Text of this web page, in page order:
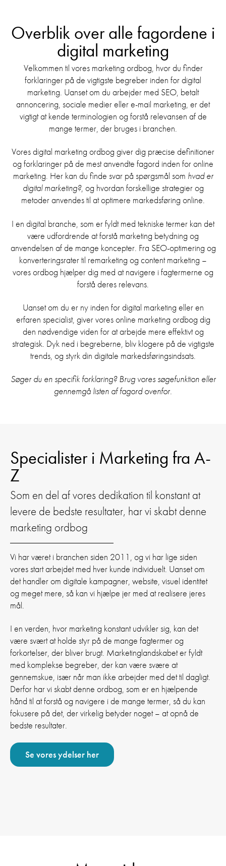
Overblik over alle fagordene i
digital marketing
Velkommen til vores marketing ordbog, hvor du finder
forklaringer på de vigtigste begreber inden for digital
marketing. Uanset om du arbejder med SEO, betalt
annoncering, sociale medier eller e-mail marketing, er det
vigtigt at kende terminologien og forstå relevansen af de
mange termer, der bruges i branchen.
Vores digital marketing ordbog giver dig præcise definitioner
og forklaringer på de mest anvendte fagord inden for online
marketing. Her kan du finde svar på spørgsmål som hvad er
digital marketing?, og hvordan forskellige strategier og
metoder anvendes til at optimere markedsføring online.
I en digital branche, som er fyldt med tekniske termer kan det
være udfordrende at forstå marketing betydning og
anvendelsen af de mange koncepter. Fra SEO-optimering og
konverteringsrater til remarketing og content marketing –
vores ordbog hjælper dig med at navigere i fagtermerne og
forstå deres relevans.
Uanset om du er ny inden for digital marketing eller en
erfaren specialist, giver vores online marketing ordbog dig
den nødvendige viden for at arbejde mere effektivt og
strategisk. Dyk ned i begreberne, bliv klogere på de vigtigste
trends, og styrk din digitale markedsføringsindsats.
Søger du en specifik forklaring? Brug vores søgefunktion eller
gennemgå listen af fagord ovenfor.
Specialister i Marketing fra A-
Z
Som en del af vores dedikation til konstant at
levere de bedste resultater, har vi skabt denne
marketing ordbog
Vi har været i branchen siden 2011, og vi har lige siden
vores start arbejdet med hver kunde individuelt. Uanset om
det handler om digitale kampagner, website, visuel identitet
og meget mere, så kan vi hjælpe jer med at realisere jeres
mål.
I en verden, hvor marketing konstant udvikler sig, kan det
være svært at holde styr på de mange fagtermer og
forkortelser, der bliver brugt. Marketinglandskabet er fyldt
med komplekse begreber, der kan være svære at
gennemskue, især når man ikke arbejder med det til dagligt.
Derfor har vi skabt denne ordbog, som er en hjælpende
hånd til at forstå og navigere i de mange termer, så du kan
fokusere på det, der virkelig betyder noget – at opnå de
bedste resultater.
Se vores ydelser her